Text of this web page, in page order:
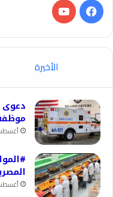
فيسبوك‫YouTube
الأخيرة
أغسطس 9,
المصرية
أغسطس 9,